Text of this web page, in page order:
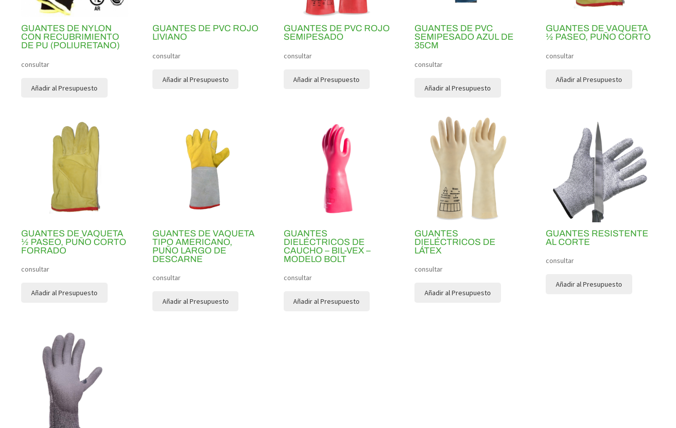
GUANTES DE NYLON
CON RECUBRIMIENTO
DE PU (POLIURETANO)
consultar
Añadir al Presupuesto
GUANTES DE PVC ROJO
LIVIANO
consultar
Añadir al Presupuesto
GUANTES DE PVC ROJO
SEMIPESADO
consultar
Añadir al Presupuesto
GUANTES DE PVC
SEMIPESADO AZUL DE
35CM
consultar
Añadir al Presupuesto
GUANTES DE VAQUETA
½ PASEO, PUÑO CORTO
consultar
Añadir al Presupuesto
GUANTES DE VAQUETA
½ PASEO, PUÑO CORTO
FORRADO
consultar
Añadir al Presupuesto
GUANTES DE VAQUETA
TIPO AMERICANO,
PUÑO LARGO DE
DESCARNE
consultar
Añadir al Presupuesto
GUANTES
DIELÉCTRICOS DE
CAUCHO – BIL-VEX –
MODELO BOLT
consultar
Añadir al Presupuesto
GUANTES
DIELÉCTRICOS DE
LÁTEX
consultar
Añadir al Presupuesto
GUANTES RESISTENTE
AL CORTE
consultar
Añadir al Presupuesto